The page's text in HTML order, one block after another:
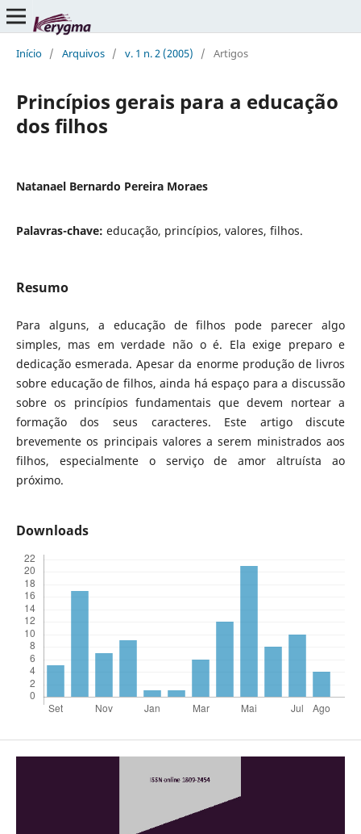
Início / Arquivos / v. 1 n. 2 (2005) / Artigos
Princípios gerais para a educação
dos filhos
Natanael Bernardo Pereira Moraes
Palavras-chave: educação, princípios, valores, filhos.
Resumo
Para alguns, a educação de filhos pode parecer algo
simples, mas em verdade não o é. Ela exige preparo e
dedicação esmerada. Apesar da enorme produção de livros
sobre educação de filhos, ainda há espaço para a discussão
sobre os princípios fundamentais que devem nortear a
formação dos seus caracteres. Este artigo discute
brevemente os principais valores a serem ministrados aos
filhos, especialmente o serviço de amor altruísta ao
próximo.
Downloads